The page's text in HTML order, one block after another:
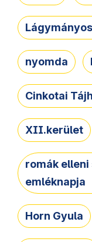
nyomda
Cinkotai
XII.kerület
romák
emléknapja
Horn Gyula